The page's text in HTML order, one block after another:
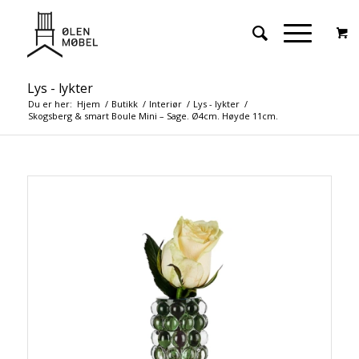
Lys - lykter
Du er her: Hjem / Butikk / Interiør / Lys - lykter /
Skogsberg & smart Boule Mini – Sage. Ø4cm. Høyde 11cm.